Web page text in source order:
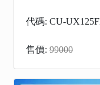
代碼: CU-
售價: 99000